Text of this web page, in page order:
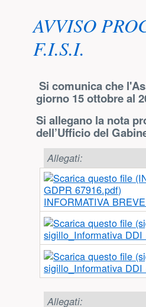
AVVISO
F.I.S.I.
Si comunica che
giorno 15 ottobre al
Si allegano la nota
dell’Ufficio del
Allegati:
INFORMATIVA
sigillo_Informativa
sigillo_Informativa
Allegati: